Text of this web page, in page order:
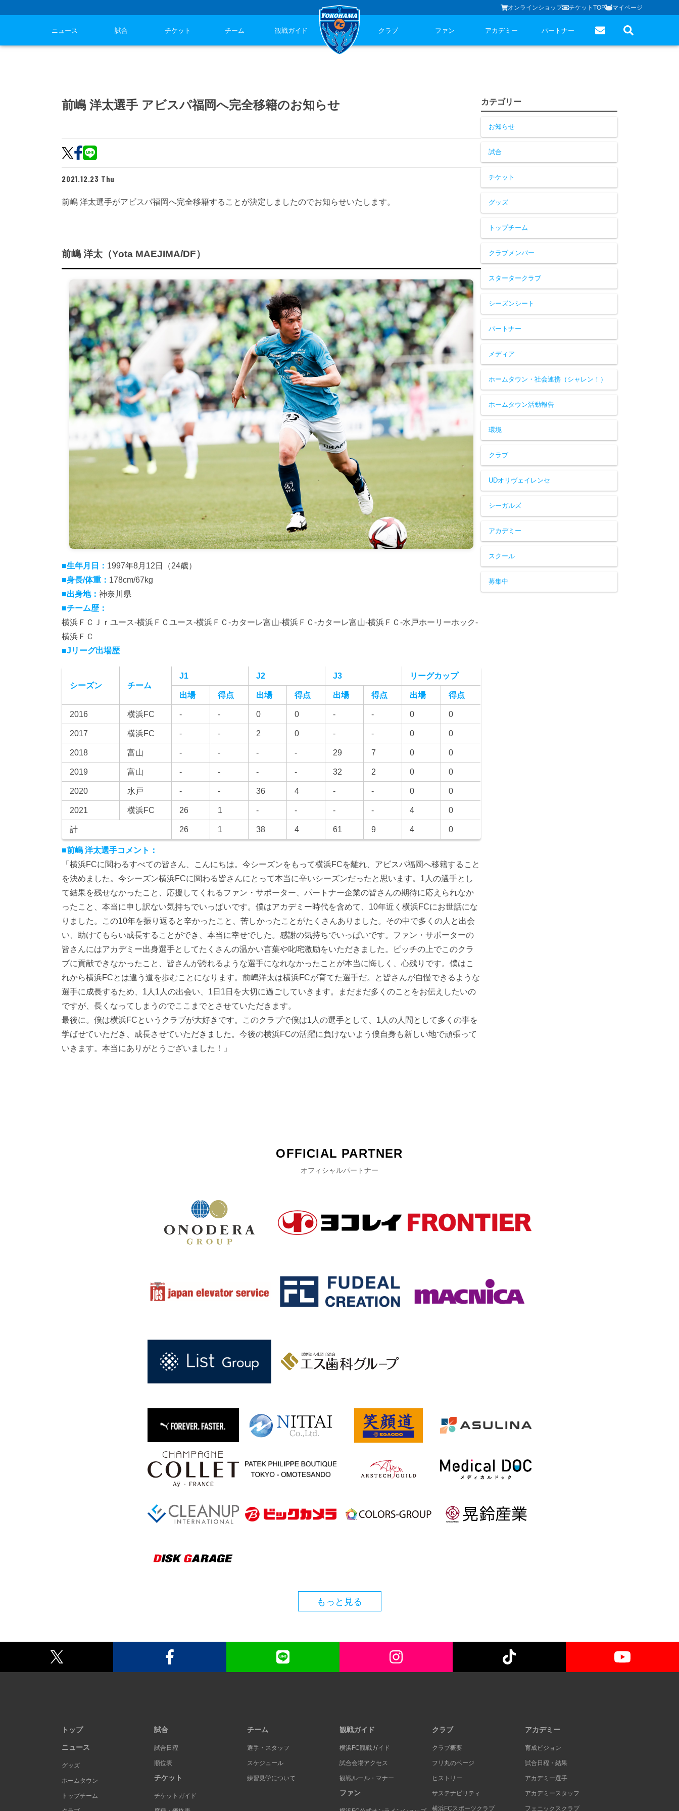
オンラインショップ チケットTOP マイページ
ニュース 試合 チケット チーム 観戦ガイド クラブ ファン アカデミー パートナー
前嶋 洋太選手 アビスパ福岡へ完全移籍のお知らせ
2021.12.23 Thu
前嶋 洋太選手がアビスパ福岡へ完全移籍することが決定しましたのでお知らせいたします。
前嶋 洋太（Yota MAEJIMA/DF）
■生年月日： 1997年8月12日（24歳）
■身長/体重： 178cm/67kg
■出身地： 神奈川県
■チーム歴：
横浜ＦＣＪｒユース-横浜ＦＣユース-横浜ＦＣ-カターレ富山-横浜ＦＣ-カターレ富山-横浜ＦＣ-水戸ホーリーホック-
横浜ＦＣ
■Jリーグ出場歴
シーズン チーム
J1 J2 J3 リーグカップ
出場 得点 出場 得点 出場 得点 出場 得点
2016 横浜FC - - 0 0 - - 0 0
2017 横浜FC - - 2 0 - - 0 0
2018 富山 - - - - 29 7 0 0
2019 富山 - - - - 32 2 0 0
2020 水戸 - - 36 4 - - 0 0
2021 横浜FC 26 1 - - - - 4 0
計 26 1 38 4 61 9 4 0
■前嶋 洋太選手コメント：
「横浜FCに関わるすべての皆さん、こんにちは。今シーズンをもって横浜FCを離れ、アビスパ福岡へ移籍すること
を決めました。今シーズン横浜FCに関わる皆さんにとって本当に辛いシーズンだったと思います。1人の選手とし
て結果を残せなかったこと、応援してくれるファン・サポーター、パートナー企業の皆さんの期待に応えられなか
ったこと、本当に申し訳ない気持ちでいっぱいです。僕はアカデミー時代を含めて、10年近く横浜FCにお世話にな
りました。この10年を振り返ると辛かったこと、苦しかったことがたくさんありました。その中で多くの人と出会
い、助けてもらい成長することができ、本当に幸せでした。感謝の気持ちでいっぱいです。ファン・サポーターの
皆さんにはアカデミー出身選手としてたくさんの温かい言葉や叱咤激励をいただきました。ピッチの上でこのクラ
ブに貢献できなかったこと、皆さんが誇れるような選手になれなかったことが本当に悔しく、心残りです。僕はこ
れから横浜FCとは違う道を歩むことになります。前嶋洋太は横浜FCが育てた選手だ。と皆さんが自慢できるような
選手に成長するため、1人1人の出会い、1日1日を大切に過ごしていきます。まだまだ多くのことをお伝えしたいの
ですが、長くなってしまうのでここまでとさせていただきます。
最後に。僕は横浜FCというクラブが大好きです。このクラブで僕は1人の選手として、1人の人間として多くの事を
学ばせていただき、成長させていただきました。今後の横浜FCの活躍に負けないよう僕自身も新しい地で頑張って
いきます。本当にありがとうございました！」
カテゴリー
お知らせ
試合
チケット
グッズ
トップチーム
クラブメンバー
スタータークラブ
シーズンシート
パートナー
メディア
ホームタウン・社会連携（シャレン！）
ホームタウン活動報告
環境
クラブ
UDオリヴェイレンセ
シーガルズ
アカデミー
スクール
募集中
OFFICIAL PARTNER
オフィシャルパートナー
もっと見る
トップ
ニュース
グッズ
ホームタウン
トップチーム
試合
試合日程
順位表
チケット
チケットガイド
チーム
選手・スタッフ
スケジュール
練習見学について
観戦ガイド
横浜FC観戦ガイド
試合会場アクセス
観戦ルール・マナー
ファン
クラブ
クラブ概要
フリ丸のページ
ヒストリー
サステナビリティ
横浜FCスポーツクラブ
アカデミー
育成ビジョン
試合日程・結果
アカデミー選手
アカデミースタッフ
フェニックスクラブ